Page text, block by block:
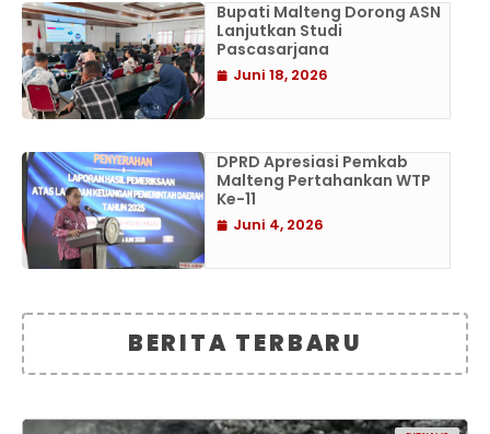
Bupati Malteng Dorong ASN
Lanjutkan Studi
Pascasarjana
Juni 18, 2026
DPRD Apresiasi Pemkab
Malteng Pertahankan WTP
Ke-11
Juni 4, 2026
BERITA TERBARU